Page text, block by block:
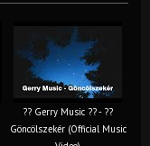
?? Gerry Music ?? - ??
Göncölszekér (Official Music